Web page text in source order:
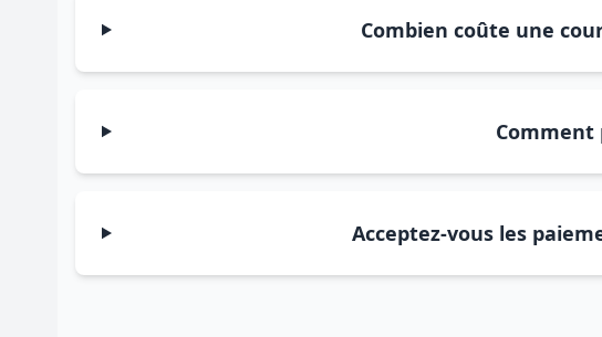
Combien coûte une
Comment
Acceptez-vous les